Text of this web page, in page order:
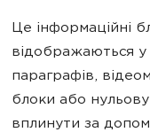
Це інформаційні
відображаються у
параграфів,
блоки або
вплинути за